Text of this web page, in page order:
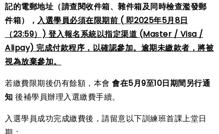
記的電郵地址（請查閱收件箱、雜件箱及同時檢查濫發郵
件箱）， 入選學員必須在限期前 ( 即2025年5月8日
（23:59）) 登入報名系統以指定渠道 (Master / Visa /
Alipay) 完成付款程序，以確認參加。逾期未繳款者，將被
視為放棄參加。
若繳費限期後仍有餘額，本會 會在5月9至10日期間另行通
知 後補學員辦理入選繳費手續。
入選學員成功完成繳費後，請留意以下訓練班首課上堂日